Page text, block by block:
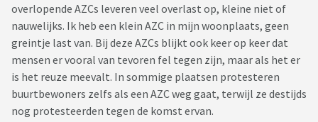
overlopende AZCs leveren veel overlast op, kleine niet of
nauwelijks. Ik heb een klein AZC in mijn woonplaats, geen
greintje last van. Bij deze AZCs blijkt ook keer op keer dat
mensen er vooral van tevoren fel tegen zijn, maar als het er
is het reuze meevalt. In sommige plaatsen protesteren
buurtbewoners zelfs als een AZC weg gaat, terwijl ze destijds
nog protesteerden tegen de komst ervan.